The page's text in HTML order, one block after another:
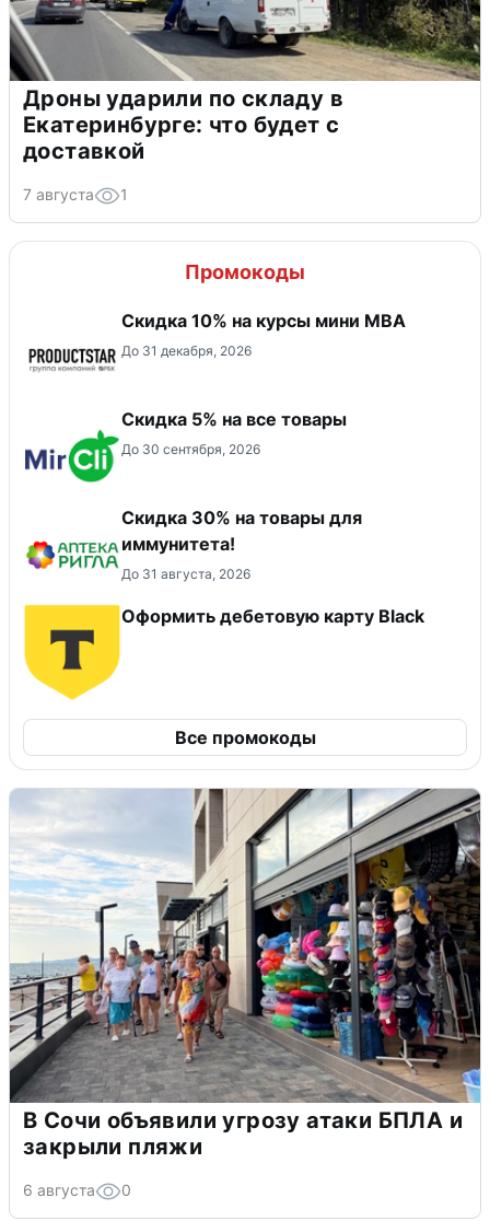
Дроны ударили по складу в
Екатеринбурге: что будет с
доставкой
7 августа 1
Промокоды
Скидка 10% на курсы мини MBA
До 31 декабря, 2026
Скидка 5% на все товары
До 30 сентября, 2026
Скидка 30% на товары для
иммунитета!
До 31 августа, 2026
Оформить дебетовую карту Black
Все промокоды
В Сочи объявили угрозу атаки БПЛА и
закрыли пляжи
6 августа 0